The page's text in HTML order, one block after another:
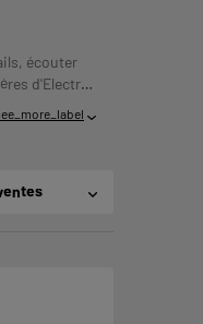
écouter
d'Electro